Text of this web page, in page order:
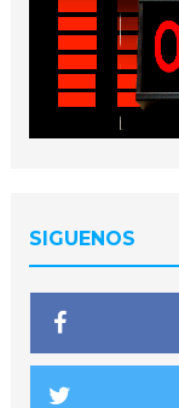
SIGUENOS